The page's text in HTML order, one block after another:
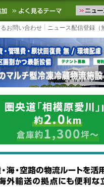
ュースをお届けします
お気に入りに追加 よく見る
お問い合わせ ニュース配信登録（